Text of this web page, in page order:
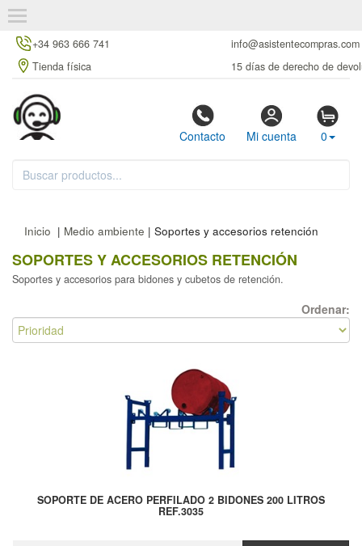
+34 963 666 741
info@asistentecompras.com
Tienda física
15 días de derecho de
Contacto Mi cuenta 0
Inicio | Medio ambiente | Soportes y accesorios retención
SOPORTES Y ACCESORIOS RETENCIÓN
Soportes y accesorios para bidones y cubetos de retención.
Ordenar:
SOPORTE DE ACERO PERFILADO 2 BIDONES 200 LITROS
REF.3035